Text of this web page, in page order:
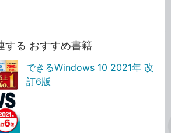
する おすすめ書籍
できるWindows 10 2021年 改
訂6版